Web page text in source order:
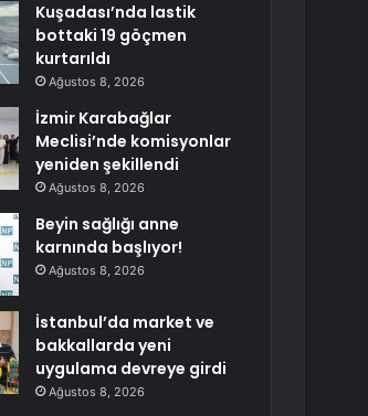
Kuşadası’nda lastik
bottaki 19 göçmen
kurtarıldı
Ağustos 8, 2026
İzmir Karabağlar
Meclisi’nde komisyonlar
yeniden şekillendi
Ağustos 8, 2026
Beyin sağlığı anne
karnında başlıyor!
Ağustos 8, 2026
İstanbul’da market ve
bakkallarda yeni
uygulama devreye girdi
Ağustos 8, 2026